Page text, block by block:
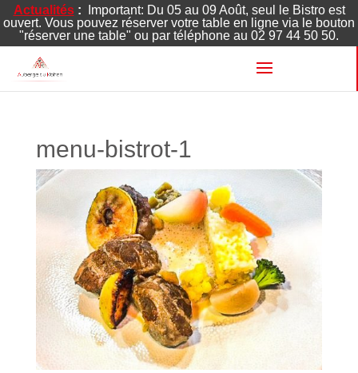
Actualités: Important: Du 05 au 09 Août, seul le Bistro est
ouvert. Vous pouvez réserver votre table en ligne via le bouton
"réserver une table" ou par téléphone au 02 97 44 50 50.
menu-bistrot-1